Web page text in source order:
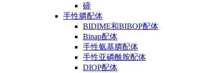
碲
手性膦配体
BIDIME和BIBOP配体
Binap配体
手性氨基膦配体
手性亚磷酰胺配体
DIOP配体